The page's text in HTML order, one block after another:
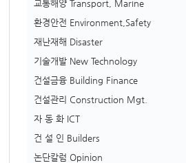
교통해양 Transport, Marine
환경안전 Environment,Safety
재난재해 Disaster
기술개발 New Technology
건설금융 Building Finance
건설관리 Construction Mgt.
자 동 화 ICT
건 설 인 Builders
논단칼럼 Opinion